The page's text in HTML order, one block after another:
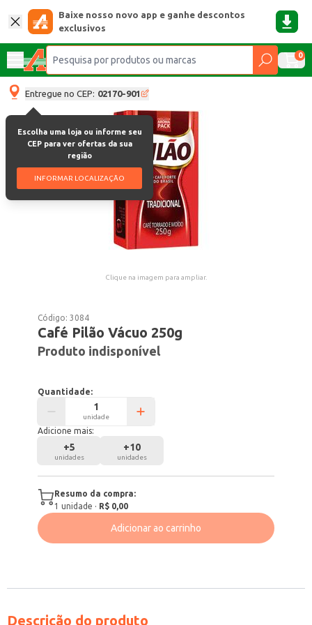
Baixe nosso novo app e ganhe descontos
exclusivos
0
Entregue no CEP: 02170-901
Escolha uma loja ou informe seu
CEP para ver ofertas da sua
região
INFORMAR LOCALIZAÇÃO
Clique na imagem para ampliar.
Código:3084
Café Pilão Vácuo 250g
Produto indisponível
Quantidade:
unidade
Adicione mais:
+5
unidades
+10
unidades
Resumo da compra:
1 unidade · R$ 0,00
Adicionar ao carrinho
Descrição do produto